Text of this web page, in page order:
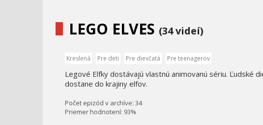
LEGO ELVES (34 videí)
Kreslená Pre deti Pre dievčatá Pre teenagerov
Legové Elfky dostávajú vlastnú animovanú sériu. Ľudské
dostane do krajiny elfov.
Počet epizód v archíve: 34
Priemer hodnotení: 93%